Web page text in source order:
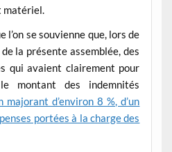
matériel.
l’on se souvienne que, lors de
la présente assemblée, des
qui avaient clairement pour
montant des indemnités
majorant d’environ 8 %, d’un
portées à la charge des